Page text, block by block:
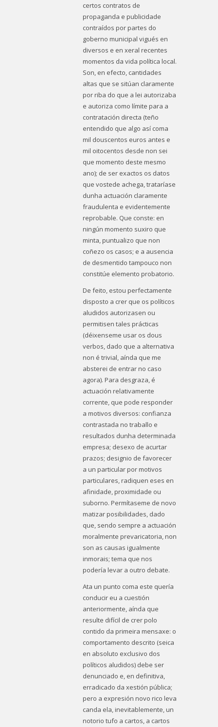
certos contratos de
propaganda e publicidade
contraídos por partes do
goberno municipal vigués en
diversos e en xeral recentes
momentos da vida política local.
Son, en efecto, cantidades
altas que se sitúan claramente
por riba do que a lei autorizaba
e autoriza como límite para a
contratación directa (teño
entendido que algo así coma
mil douscentos euros antes e
mil oitocentos desde non sei
que momento deste mesmo
ano); de ser exactos os datos
que vostede achega, trataríase
dunha actuación claramente
fraudulenta e evidentemente
reprobable. Que conste: en
ningún momento suxiro que
minta, puntualizo que non
coñezo os casos; e a ausencia
de desmentido tampouco non
constitúe elemento probatorio.
De feito, estou perfectamente
disposto a crer que os políticos
aludidos autorizasen ou
permitisen tales prácticas
(déixenseme usar os dous
verbos, dado que a alternativa
non é trivial, aínda que me
absterei de entrar no caso
agora). Para desgraza, é
actuación relativamente
corrente, que pode responder
a motivos diversos: confianza
contrastada no traballo e
resultados dunha determinada
empresa; desexo de acurtar
prazos; designio de favorecer
a un particular por motivos
particulares, radiquen eses en
afinidade, proximidade ou
suborno. Permítaseme de novo
matizar posibilidades, dado
que, sendo sempre a actuación
moralmente prevaricatoria, non
son as causas igualmente
inmorais; tema que nos
podería levar a outro debate.
Ata un punto coma este quería
conducir eu a cuestión
anteriormente, aínda que
resulte difícil de crer polo
contido da primeira mensaxe: o
comportamento descrito (seica
en absoluto exclusivo dos
políticos aludidos) debe ser
denunciado e, en definitiva,
erradicado da xestión pública;
pero a expresión novo rico leva
canda ela, inevitablemente, un
notorio tufo a cartos, a cartos